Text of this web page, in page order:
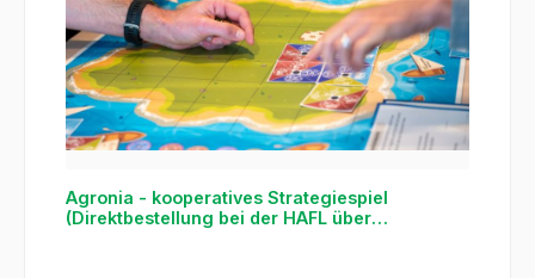
Agronia - kooperatives Strategiespiel
(Direktbestellung bei der HAFL über